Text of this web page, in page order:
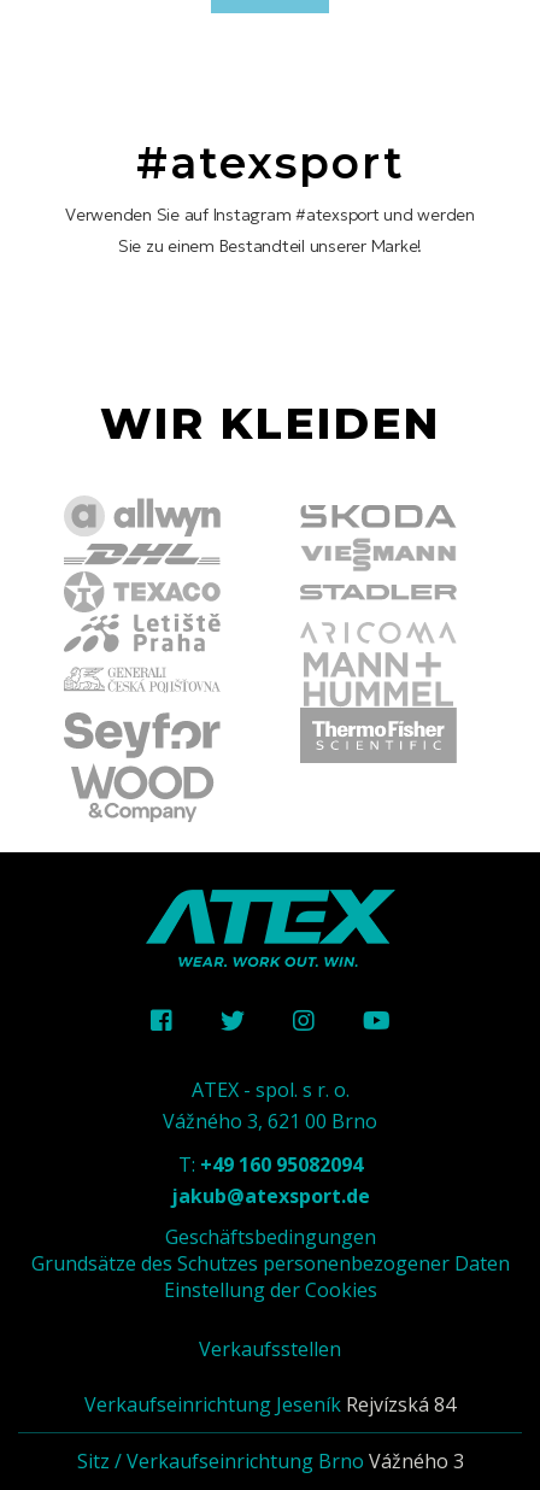
#atexsport
Verwenden Sie auf Instagram #atexsport und werden
Sie zu einem Bestandteil unserer Marke!
WIR KLEIDEN
ATEX - spol. s r. o.
Vážného 3, 621 00 Brno
T: +49 160 95082094
jakub@atexsport.de
Geschäftsbedingungen
Grundsätze des Schutzes personenbezogener Daten
Einstellung der Cookies
Verkaufsstellen
Verkaufseinrichtung Jeseník Rejvízská 84
Sitz / Verkaufseinrichtung Brno Vážného 3